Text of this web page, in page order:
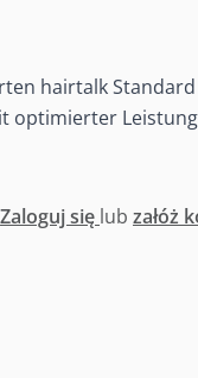
hairtalk
optimierter
Zaloguj się lub załóż